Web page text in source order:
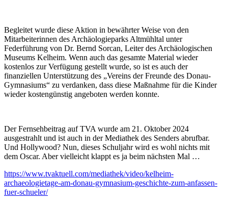
Begleitet wurde diese Aktion in bewährter Weise von den
Mitarbeiterinnen des Archäologieparks Altmühltal unter
Federführung von Dr. Bernd Sorcan, Leiter des Archäologischen
Museums Kelheim. Wenn auch das gesamte Material wieder
kostenlos zur Verfügung gestellt wurde, so ist es auch der
finanziellen Unterstützung des „Vereins der Freunde des Donau-
Gymnasiums“ zu verdanken, dass diese Maßnahme für die Kinder
wieder kostengünstig angeboten werden konnte.
Der Fernsehbeitrag auf TVA wurde am 21. Oktober 2024
ausgestrahlt und ist auch in der Mediathek des Senders abrufbar.
Und Hollywood? Nun, dieses Schuljahr wird es wohl nichts mit
dem Oscar. Aber vielleicht klappt es ja beim nächsten Mal …
https://www.tvaktuell.com/mediathek/video/kelheim-
archaeologietage-am-donau-gymnasium-geschichte-zum-anfassen-
fuer-schueler/